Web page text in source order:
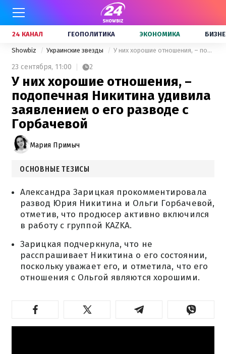
24 КАНАЛ ГЕОПОЛИТИКА ЭКОНОМИКА
Showbiz Украинские звезды У них хорошие отношения, – подопечная Никитина удивила заявлением о его разводе с Горбачевой
23 сентября, 11:00 2
У них хорошие отношения, –
подопечная Никитина удивила
заявлением о его разводе с
Горбачевой
Мария Примыч
ОСНОВНЫЕ ТЕЗИСЫ
Александра Зарицкая прокомментировала
развод Юрия Никитина и Ольги Горбачевой,
отметив, что продюсер активно включился
в работу с группой KAZKA.
Зарицкая подчеркнула, что не
расспрашивает Никитина о его состоянии,
поскольку уважает его, и отметила, что его
отношения с Ольгой являются хорошими.